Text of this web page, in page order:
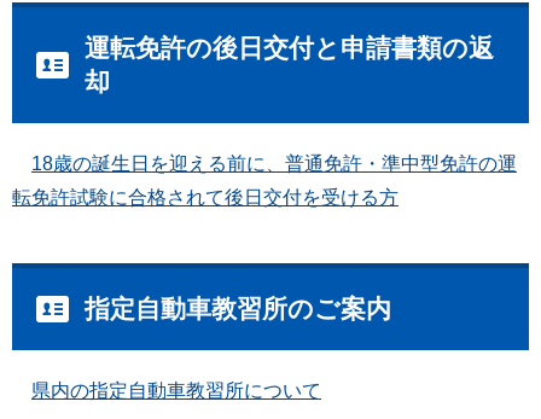
運転免許の後日交付と申請書類の返
却
18歳の誕生日を迎える前に、普通免許・準中型免許の運
転免許試験に合格されて後日交付を受ける方
指定自動車教習所のご案内
県内の指定自動車教習所について